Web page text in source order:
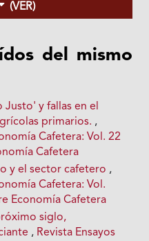
(VER)
del mismo
Justo' y fallas en el
primarios. ,
Cafetera: Vol. 22
Cafetera
y el sector cafetero ,
Cafetera: Vol.
Economía Cafetera
siglo,
, Revista Ensayos